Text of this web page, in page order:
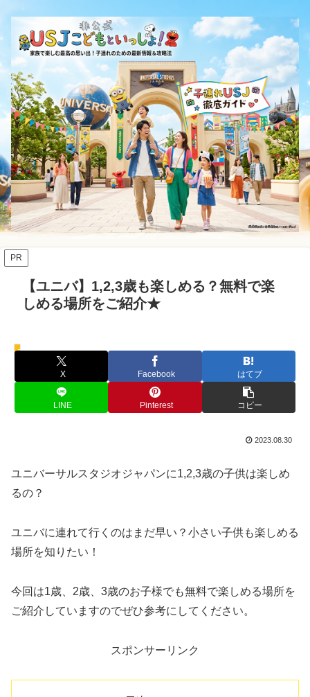
PR
【ユニバ】1,2,3歳も楽しめる？無料で楽
しめる場所をご紹介★
3歳
X Facebook はてブ
LINE Pinterest コピー
2023.08.30
ユニバーサルスタジオジャパンに1,2,3歳の子供は楽しめ
るの？
ユニバに連れて行くのはまだ早い？小さい子供も楽しめる
場所を知りたい！
今回は1歳、2歳、3歳のお子様でも無料で楽しめる場所を
ご紹介していますのでぜひ参考にしてください。
スポンサーリンク